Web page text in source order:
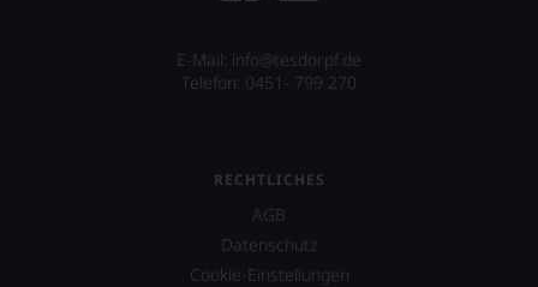
E-Mail: info@tesdorpf.de
Telefon: 0451- 799 270
RECHTLICHES
AGB
Datenschutz
Cookie-Einstellungen